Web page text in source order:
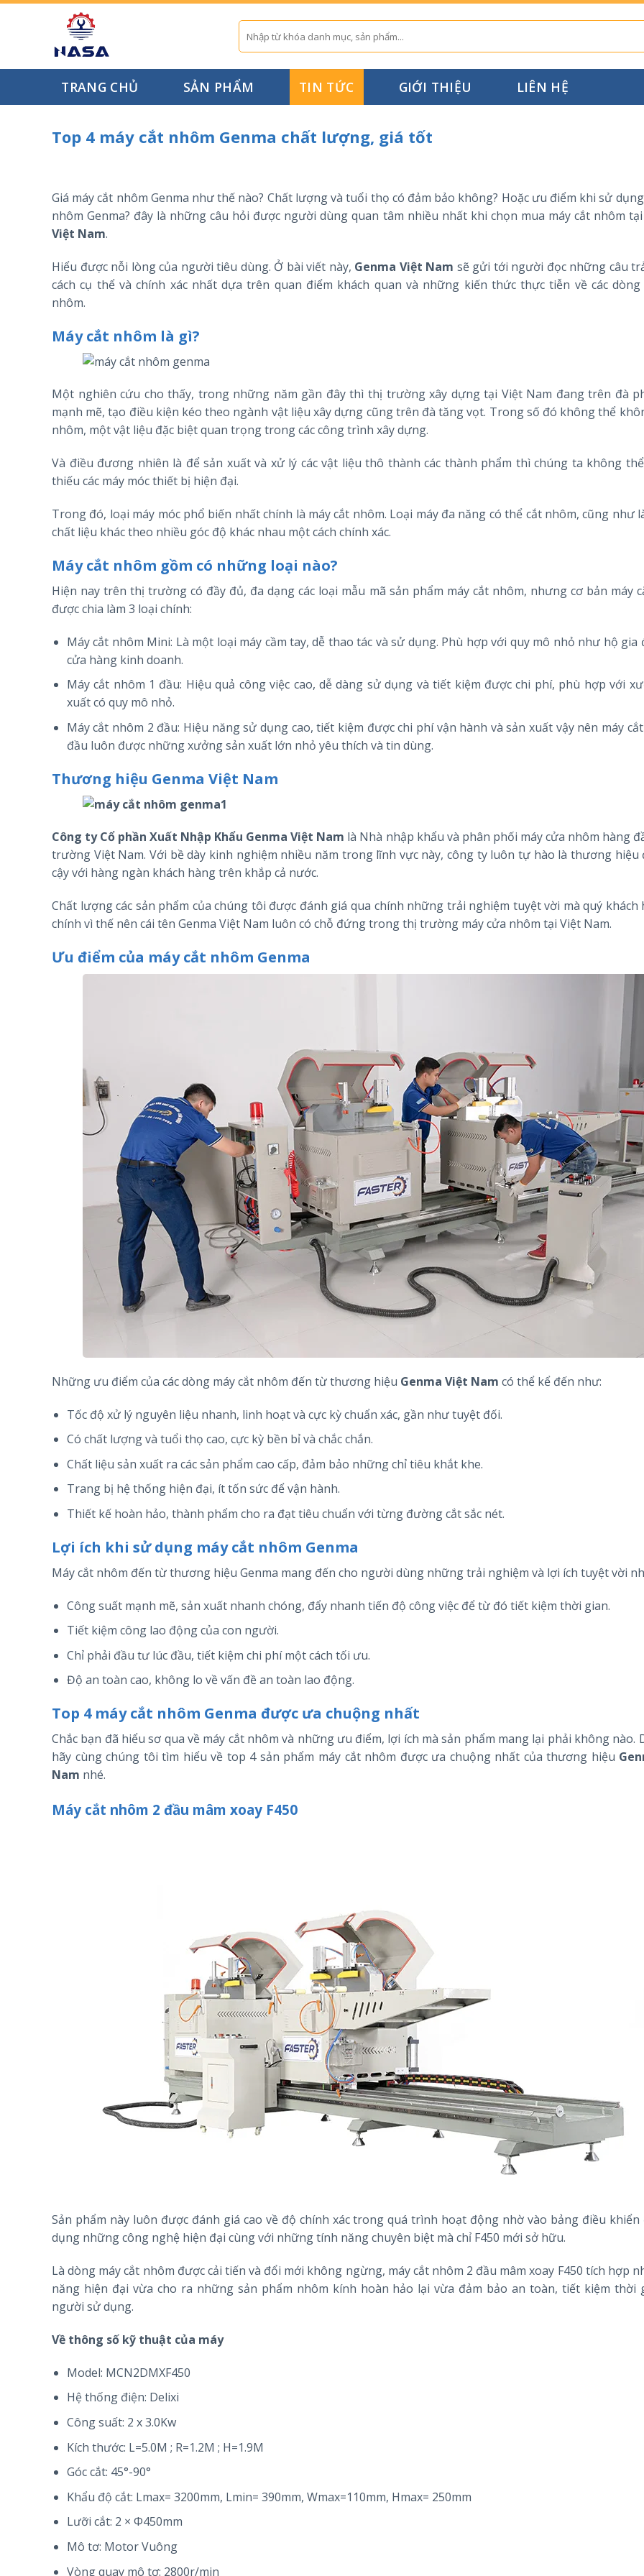
Skip
Tìm
kiếm:
TRANG CHỦ SẢN PHẨM TIN TỨC GIỚI THIỆU LIÊN HỆ
Top 4 máy cắt nhôm Genma chất lượng, giá tốt
Giá máy cắt nhôm Genma như thế nào? Chất lượng và tuổi thọ có đảm bảo không? Hoặc ưu điểm khi sử
nhôm Genma? đây là những câu hỏi được người dùng quan tâm nhiều nhất khi chọn mua máy cắt nhôm
Việt Nam.
Hiểu được nỗi lòng của người tiêu dùng. Ở bài viết này, Genma Việt Nam sẽ gửi tới người đọc những câu
cách cụ thể và chính xác nhất dựa trên quan điểm khách quan và những kiến thức thực tiễn về các dòng
nhôm.
Máy cắt nhôm là gì?
Một nghiên cứu cho thấy, trong những năm gần đây thì thị trường xây dựng tại Việt Nam đang trên đà
mạnh mẽ, tạo điều kiện kéo theo ngành vật liệu xây dựng cũng trên đà tăng vọt. Trong số đó không thể
nhôm, một vật liệu đặc biệt quan trọng trong các công trình xây dựng.
Và điều đương nhiên là để sản xuất và xử lý các vật liệu thô thành các thành phẩm thì chúng ta không
thiếu các máy móc thiết bị hiện đại.
Trong đó, loại máy móc phổ biến nhất chính là máy cắt nhôm. Loại máy đa năng có thể cắt nhôm, cũng như
chất liệu khác theo nhiều góc độ khác nhau một cách chính xác.
Máy cắt nhôm gồm có những loại nào?
Hiện nay trên thị trường có đầy đủ, đa dạng các loại mẫu mã sản phẩm máy cắt nhôm, nhưng cơ bản máy
được chia làm 3 loại chính:
Máy cắt nhôm Mini: Là một loại máy cầm tay, dễ thao tác và sử dụng. Phù hợp với quy mô nhỏ như hộ gia
cửa hàng kinh doanh.
Máy cắt nhôm 1 đầu: Hiệu quả công việc cao, dễ dàng sử dụng và tiết kiệm được chi phí, phù hợp với
xuất có quy mô nhỏ.
Máy cắt nhôm 2 đầu: Hiệu năng sử dụng cao, tiết kiệm được chi phí vận hành và sản xuất vậy nên máy
đầu luôn được những xưởng sản xuất lớn nhỏ yêu thích và tin dùng.
Thương hiệu Genma Việt Nam
Công ty Cổ phần Xuất Nhập Khẩu Genma Việt Nam là Nhà nhập khẩu và phân phối máy cửa nhôm hàng
trường Việt Nam. Với bề dày kinh nghiệm nhiều năm trong lĩnh vực này, công ty luôn tự hào là thương hiệu
cậy với hàng ngàn khách hàng trên khắp cả nước.
Chất lượng các sản phẩm của chúng tôi được đánh giá qua chính những trải nghiệm tuyệt vời mà quý khách
chính vì thế nên cái tên Genma Việt Nam luôn có chỗ đứng trong thị trường máy cửa nhôm tại Việt Nam.
Ưu điểm của máy cắt nhôm Genma
Những ưu điểm của các dòng máy cắt nhôm đến từ thương hiệu Genma Việt Nam có thể kể đến như:
Tốc độ xử lý nguyên liệu nhanh, linh hoạt và cực kỳ chuẩn xác, gần như tuyệt đối.
Có chất lượng và tuổi thọ cao, cực kỳ bền bỉ và chắc chắn.
Chất liệu sản xuất ra các sản phẩm cao cấp, đảm bảo những chỉ tiêu khắt khe.
Trang bị hệ thống hiện đại, ít tốn sức để vận hành.
Thiết kế hoàn hảo, thành phẩm cho ra đạt tiêu chuẩn với từng đường cắt sắc nét.
Lợi ích khi sử dụng máy cắt nhôm Genma
Máy cắt nhôm đến từ thương hiệu Genma mang đến cho người dùng những trải nghiệm và lợi ích tuyệt vời
Công suất mạnh mẽ, sản xuất nhanh chóng, đẩy nhanh tiến độ công việc để từ đó tiết kiệm thời gian.
Tiết kiệm công lao động của con người.
Chỉ phải đầu tư lúc đầu, tiết kiệm chi phí một cách tối ưu.
Độ an toàn cao, không lo về vấn đề an toàn lao động.
Top 4 máy cắt nhôm Genma được ưa chuộng nhất
Chắc bạn đã hiểu sơ qua về máy cắt nhôm và những ưu điểm, lợi ích mà sản phẩm mang lại phải không nào.
hãy cùng chúng tôi tìm hiểu về top 4 sản phẩm máy cắt nhôm được ưa chuộng nhất của thương hiệu
Nam nhé.
Máy cắt nhôm 2 đầu mâm xoay F450
Sản phẩm này luôn được đánh giá cao về độ chính xác trong quá trình hoạt động nhờ vào bảng điều khiển
dụng những công nghệ hiện đại cùng với những tính năng chuyên biệt mà chỉ F450 mới sở hữu.
Là dòng máy cắt nhôm được cải tiến và đổi mới không ngừng, máy cắt nhôm 2 đầu mâm xoay F450 tích hợp
năng hiện đại vừa cho ra những sản phẩm nhôm kính hoàn hảo lại vừa đảm bảo an toàn, tiết kiệm thời
người sử dụng.
Về thông số kỹ thuật của máy
Model: MCN2DMXF450
Hệ thống điện: Delixi
Công suất: 2 x 3.0Kw
Kích thước: L=5.0M ; R=1.2M ; H=1.9M
Góc cắt: 45°-90°
Khẩu độ cắt: Lmax= 3200mm, Lmin= 390mm, Wmax=110mm, Hmax= 250mm
Lưỡi cắt: 2 × Φ450mm
Mô tơ: Motor Vuông
Vòng quay mô tơ: 2800r/min